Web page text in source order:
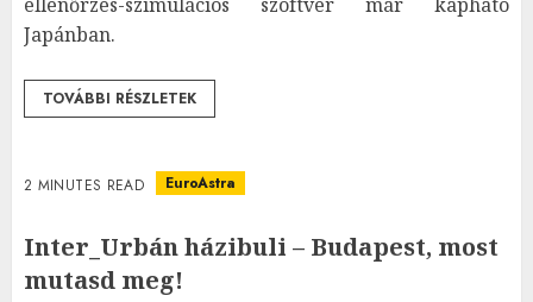
Japánban.
TOVÁBBI RÉSZLETEK
2 MINUTES READ EuroAstra
Inter_Urbán házibuli – Budapest, most
mutasd meg!